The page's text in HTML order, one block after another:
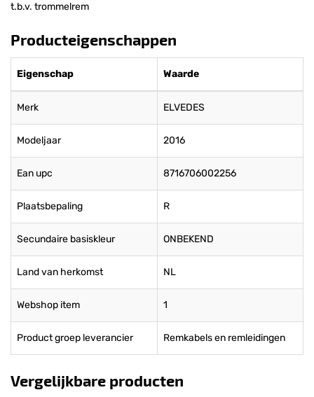
t.b.v. trommelrem
Producteigenschappen
Eigenschap Waarde
Merk ELVEDES
Modeljaar 2016
Ean upc 8716706002256
Plaatsbepaling R
Secundaire basiskleur ONBEKEND
Land van herkomst NL
Webshop item 1
Product groep leverancier Remkabels en remleidingen
Vergelijkbare producten